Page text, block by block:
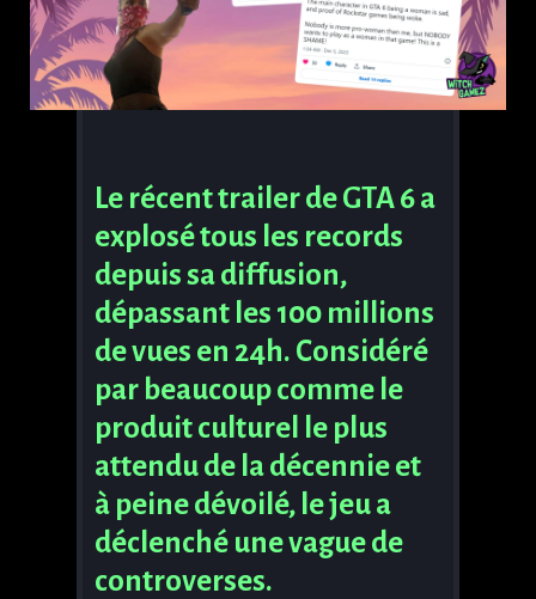
Le récent trailer de GTA 6 a
explosé tous les records
depuis sa diffusion,
dépassant les 100 millions
de vues en 24h. Considéré
par beaucoup comme le
produit culturel le plus
attendu de la décennie et
à peine dévoilé, le jeu a
déclenché une vague de
controverses.